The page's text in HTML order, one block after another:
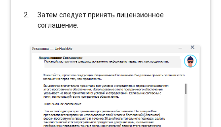
Затем следует принять лицензионное
соглашение.